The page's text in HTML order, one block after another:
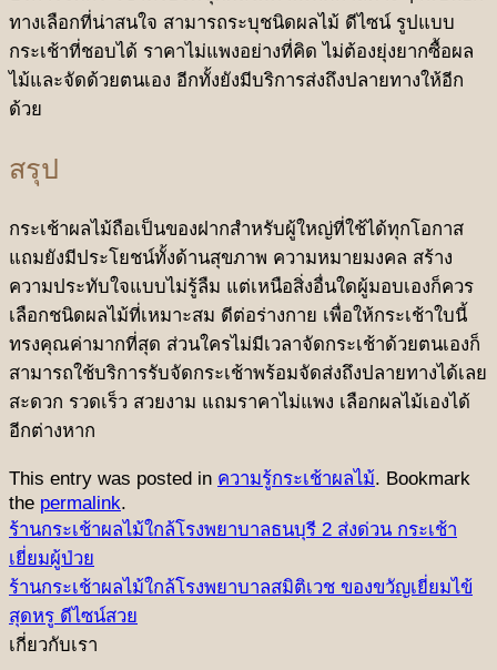
ทางเลือกที่น่าสนใจ สามารถระบุชนิดผลไม้ ดีไซน์ รูปแบบ
กระเช้าที่ชอบได้ ราคาไม่แพงอย่างที่คิด ไม่ต้องยุ่งยากซื้อผล
ไม้และจัดด้วยตนเอง อีกทั้งยังมีบริการส่งถึงปลายทางให้อีก
ด้วย
สรุป
กระเช้าผลไม้ถือเป็นของฝากสำหรับผู้ใหญ่ที่ใช้ได้ทุกโอกาส
แถมยังมีประโยชน์ทั้งด้านสุขภาพ ความหมายมงคล สร้าง
ความประทับใจแบบไม่รู้ลืม แต่เหนือสิ่งอื่นใดผู้มอบเองก็ควร
เลือกชนิดผลไม้ที่เหมาะสม ดีต่อร่างกาย เพื่อให้กระเช้าใบนี้
ทรงคุณค่ามากที่สุด ส่วนใครไม่มีเวลาจัดกระเช้าด้วยตนเองก็
สามารถใช้บริการรับจัดกระเช้าพร้อมจัดส่งถึงปลายทางได้เลย
สะดวก รวดเร็ว สวยงาม แถมราคาไม่แพง เลือกผลไม้เองได้
อีกต่างหาก
This entry was posted in ความรู้กระเช้าผลไม้. Bookmark
the permalink.
ร้านกระเช้าผลไม้ใกล้โรงพยาบาลธนบุรี 2 ส่งด่วน กระเช้า
เยี่ยมผู้ป่วย
ร้านกระเช้าผลไม้ใกล้โรงพยาบาลสมิติเวช ของขวัญเยี่ยมไข้
สุดหรู ดีไซน์สวย
เกี่ยวกับเรา